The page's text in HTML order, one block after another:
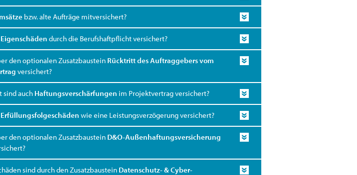
bzw. alte Aufträge mitversichert?
Eigenschäden durch die Berufshaftpflicht versichert?
den optionalen Zusatzbaustein Rücktritt des Auftraggebers vom
versichert?
sind auch Haftungsverschärfungen im Projektvertrag versichert?
Erfüllungsfolgeschäden wie eine Leistungsverzögerung versichert?
den optionalen Zusatzbaustein D&O-Außenhaftungsversicherung
sind durch den Zusatzbaustein Datenschutz- & Cyber-